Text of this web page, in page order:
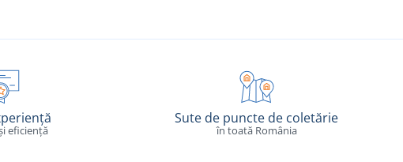
eficiență
Sute de puncte de coletărie
în toată România